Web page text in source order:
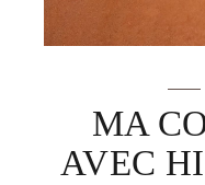
MA
AVEC